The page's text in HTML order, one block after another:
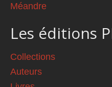
Méandre
Les éditions
Collections
Auteurs